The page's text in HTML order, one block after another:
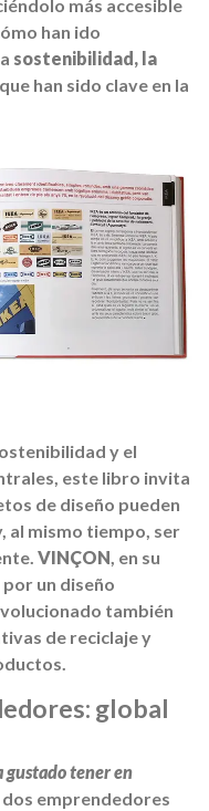
más accesible
han ido
sostenibilidad, la
han sido clave en la
y el
este libro invita
de diseño pueden
al mismo tiempo, ser
VINÇON, en su
un diseño
también
de reciclaje y
global
gustado tener en
emprendedores